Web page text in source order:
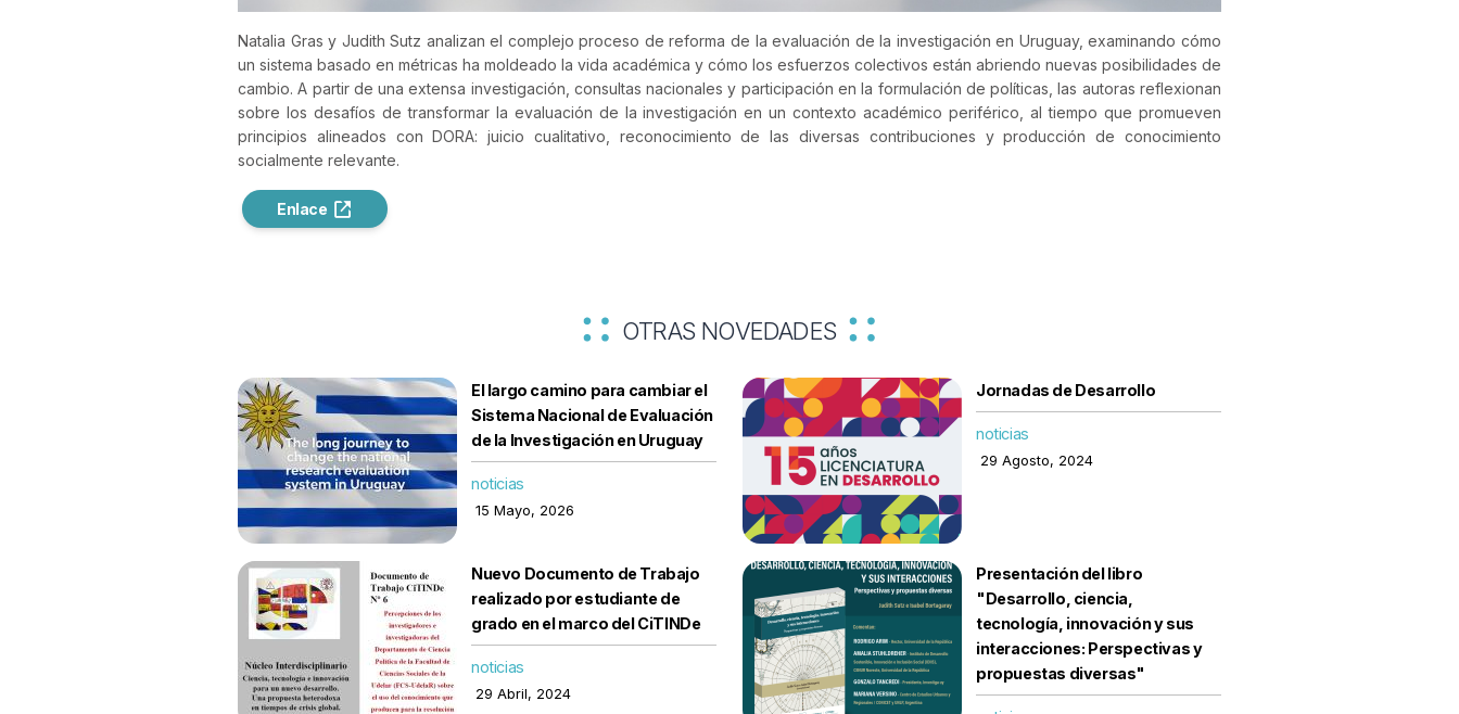
Natalia Gras y Judith Sutz analizan el complejo proceso de reforma de la evaluación de la investigación en Uruguay, examinando cómo
un sistema basado en métricas ha moldeado la vida académica y cómo los esfuerzos colectivos están abriendo nuevas posibilidades de
cambio. A partir de una extensa investigación, consultas nacionales y participación en la formulación de políticas, las autoras reflexionan
sobre los desafíos de transformar la evaluación de la investigación en un contexto académico periférico, al tiempo que promueven
principios alineados con DORA: juicio cualitativo, reconocimiento de las diversas contribuciones y producción de conocimiento
socialmente relevante.
Enlace
OTRAS NOVEDADES
El largo camino para cambiar el
Sistema Nacional de Evaluación
de la Investigación en Uruguay
noticias
15 Mayo, 2026
Jornadas de Desarrollo
noticias
29 Agosto, 2024
Nuevo Documento de Trabajo
realizado por estudiante de
grado en el marco del CiTINDe
noticias
29 Abril, 2024
Presentación del libro
"Desarrollo, ciencia,
tecnología, innovación y sus
interacciones: Perspectivas y
propuestas diversas"